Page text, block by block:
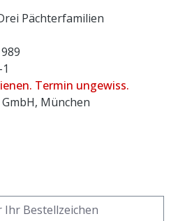
Pächterfamilien
Termin ungewiss.
München